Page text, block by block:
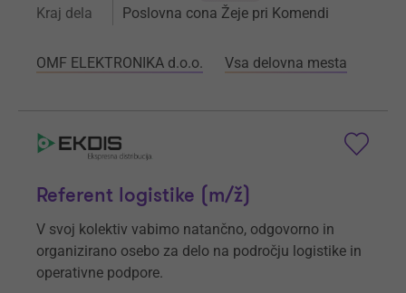
Kraj dela Poslovna cona Žeje pri Komendi
OMF ELEKTRONIKA d.o.o. Vsa delovna mesta
Referent logistike (m/ž)
V svoj kolektiv vabimo natančno, odgovorno in
organizirano osebo za delo na področju logistike in
operativne podpore.